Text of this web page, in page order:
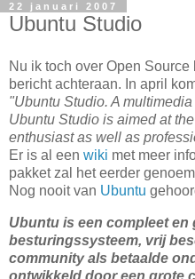
22 januari 2007
Ubuntu Studio
Nu ik toch over Open
bericht achteraan. In april
"Ubuntu Studio. A
Ubuntu Studio is aimed at
enthusiast as well as
Er is al een wiki met meer
pakket zal het eerder
Nog nooit van Ubuntu
Ubuntu is een compleet en
besturingssysteem, vrij
community als betaalde
ontwikkeld door een grote